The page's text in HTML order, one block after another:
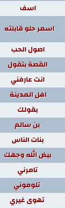
اسف
اسمر حلو قابلته
اصول الحب
القصة بتقول
انت عارفني
اهل المدينة
بقولك
بن سالم
بنات الناس
بيض الله وجهك
تامرني
تلوموني
تهوى غيري